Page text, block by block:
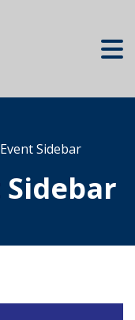
Sidebar
Sidebar